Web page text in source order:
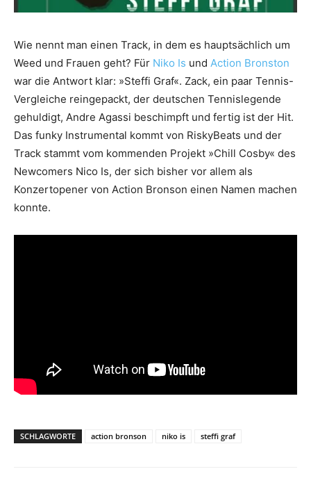
Wie nennt man einen Track, in dem es hauptsächlich um
Weed und Frauen geht? Für Niko Is und Action Bronston
war die Antwort klar: »Steffi Graf«. Zack, ein paar Tennis-
Vergleiche reingepackt, der deutschen Tennislegende
gehuldigt, Andre Agassi beschimpft und fertig ist der Hit.
Das funky Instrumental kommt von RiskyBeats und der
Track stammt vom kommenden Projekt »Chill Cosby« des
Newcomers Nico Is, der sich bisher vor allem als
Konzertopener von Action Bronson einen Namen machen
konnte.
SCHLAGWORTE action bronson niko is steffi graf